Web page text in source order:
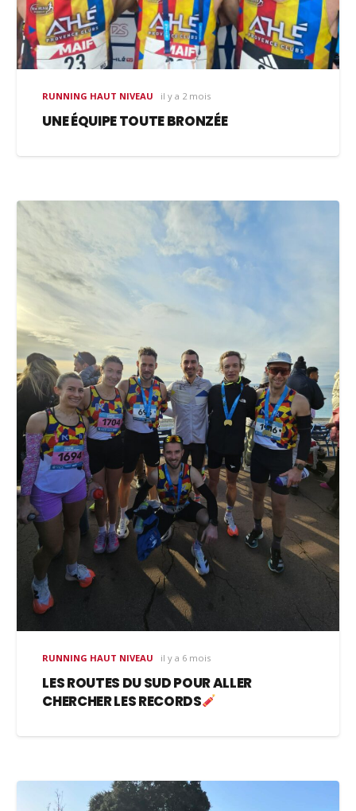
RUNNING HAUT NIVEAU il y a 2 mois
UNE ÉQUIPE TOUTE BRONZÉE
RUNNING HAUT NIVEAU il y a 6 mois
LES ROUTES DU SUD POUR ALLER
CHERCHER LES RECORDS